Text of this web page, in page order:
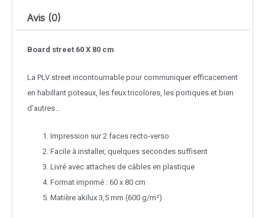
Avis (0)
Board street 60 X 80 cm
La PLV street incontournable pour communiquer efficacement
en habillant poteaux, les feux tricolores, les portiques et bien
d’autres…
Impression sur 2 faces recto-verso
Facile à installer, quelques secondes suffisent
Livré avec attaches de câbles en plastique
Format imprimé : 60 x 80 cm
Matière akilux 3,5 mm (600 g/m²)